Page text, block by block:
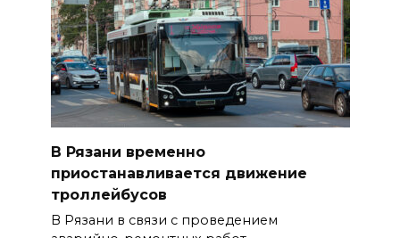
В Рязани временно
приостанавливается движение
троллейбусов
В Рязани в связи с проведением